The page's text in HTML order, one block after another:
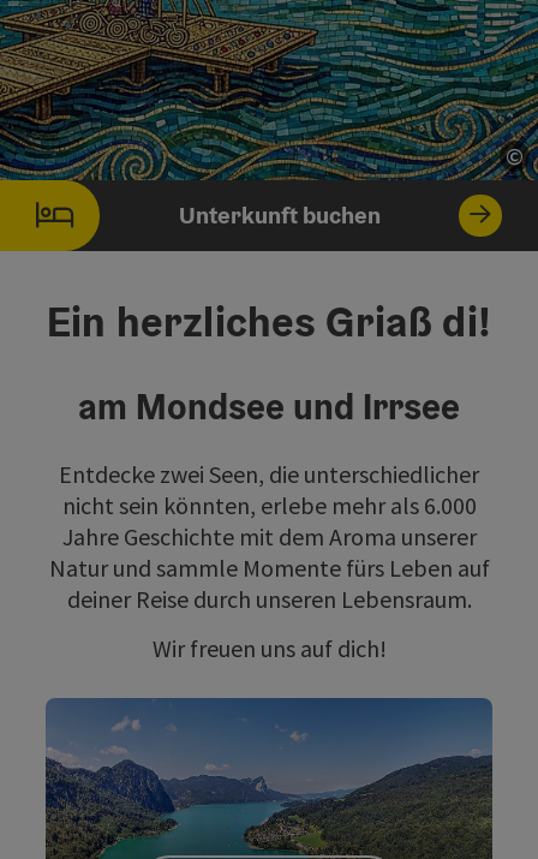
©
Unterkunft buchen
Ein herzliches Griaß di!
am Mondsee und Irrsee
Entdecke zwei Seen, die unterschiedlicher
nicht sein könnten, erlebe mehr als 6.000
Jahre Geschichte mit dem Aroma unserer
Natur und sammle Momente fürs Leben auf
deiner Reise durch unseren Lebensraum.
Wir freuen uns auf dich!